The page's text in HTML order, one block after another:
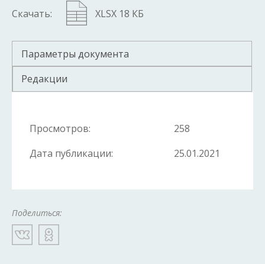
Скачать: XLSX 18 КБ
Параметры документа
Редакции
Просмотров:
258
Дата публикации:
25.01.2021
Поделиться: